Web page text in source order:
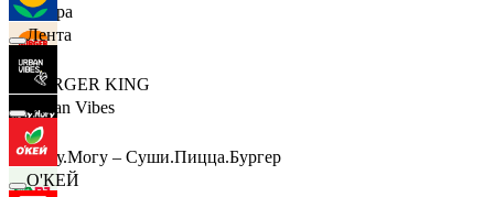
7 утра
BURGER KING
Хочу.Могу – Суши.Пицца.Бургер
Лента
Urban Vibes
О'КЕЙ